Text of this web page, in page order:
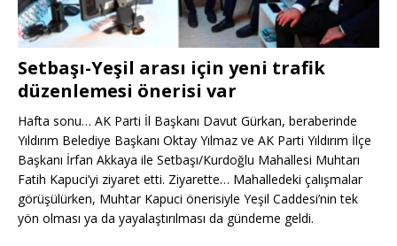
Setbaşı-Yeşil arası için yeni trafik
düzenlemesi önerisi var
Hafta sonu… AK Parti İl Başkanı Davut Gürkan, beraberinde
Yıldırım Belediye Başkanı Oktay Yılmaz ve AK Parti Yıldırım İlçe
Başkanı İrfan Akkaya ile Setbaşı/Kurdoğlu Mahallesi Muhtarı
Fatih Kapuci’yi ziyaret etti. Ziyarette… Mahalledeki çalışmalar
görüşülürken, Muhtar Kapuci önerisiyle Yeşil Caddesi’nin tek
yön olması ya da yayalaştırılması da gündeme geldi.